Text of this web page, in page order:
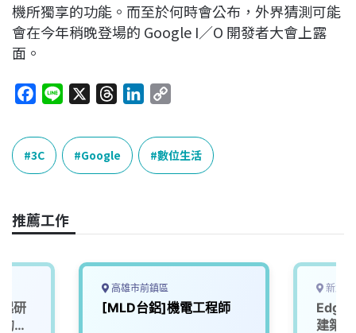
機所獨享的功能。而至於何時會公布，外界猜測可能
會在今年稍晚登場的 Google I／O 開發者大會上露
面。
c
e
b
o
k
e
r
e
a
n
e
n
p
y
L
k
3C Google 數位生活
推薦工作
研
未
高雄市前鎮區
[MLD台鋁]機電工程師
新北
Edge
建築